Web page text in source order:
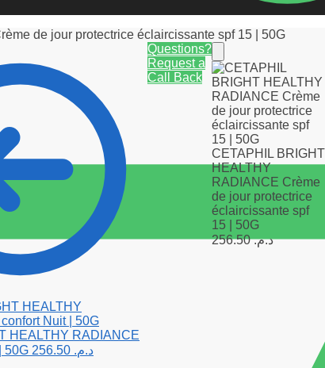
de jour protectrice éclaircissante spf 15 | 50G
HEALTHY RADIANCE
50G
د.م.
Questions?
Request a
Call Back
CETAPHIL BRIGHT
HEALTHY
RADIANCE Crème
de jour protectrice
éclaircissante spf
15 | 50G
د.م.256.50